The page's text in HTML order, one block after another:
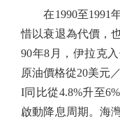
在1990至1991年
惜以衰退為代價，
90年8月，伊拉克
原油價格從20美元
I同比從4.8%升至
啟動降息周期。海